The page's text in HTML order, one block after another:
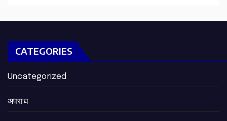
CATEGORIES
Uncategorized
अपराध